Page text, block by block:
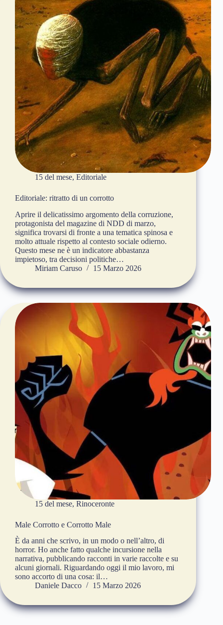
15 del mese, Editoriale
Editoriale: ritratto di un corrotto
Aprire il delicatissimo argomento della corruzione,
protagonista del magazine di NDD di marzo,
significa trovarsi di fronte a una tematica spinosa e
molto attuale rispetto al contesto sociale odierno.
Questo mese ne è un indicatore abbastanza
impietoso, tra decisioni politiche…
Miriam Caruso
15 Marzo 2026
15 del mese, Rinoceronte
Male Corrotto e Corrotto Male
È da anni che scrivo, in un modo o nell’altro, di
horror. Ho anche fatto qualche incursione nella
narrativa, pubblicando racconti in varie raccolte e su
alcuni giornali. Riguardando oggi il mio lavoro, mi
sono accorto di una cosa: il…
Daniele Dacco
15 Marzo 2026